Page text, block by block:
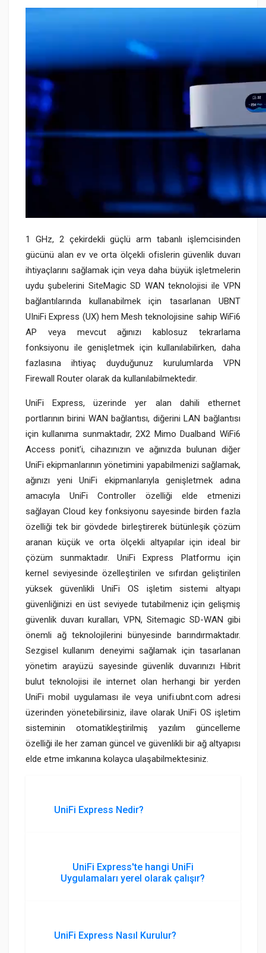
1 GHz, 2 çekirdekli güçlü arm tabanlı işlemcisinden
gücünü alan ev ve orta ölçekli ofislerin güvenlik duvarı
ihtiyaçlarını sağlamak için veya daha büyük işletmelerin
uydu şubelerini SiteMagic SD WAN teknolojisi ile VPN
bağlantılarında kullanabilmek için tasarlanan UBNT
UIniFi Express (UX) hem Mesh teknolojisine sahip WiFi6
AP veya mevcut ağınızı kablosuz tekrarlama
fonksiyonu ile genişletmek için kullanılabilirken, daha
fazlasına ihtiyaç duyduğunuz kurulumlarda VPN
Firewall Router olarak da kullanılabilmektedir.
UniFi Express, üzerinde yer alan dahili ethernet
portlarının birini WAN bağlantısı, diğerini LAN bağlantısı
için kullanıma sunmaktadır, 2X2 Mimo Dualband WiFi6
Access ponit’i, cihazınızın ve ağınızda bulunan diğer
UniFi ekipmanlarının yönetimini yapabilmenizi sağlamak,
ağınızı yeni UniFi ekipmanlarıyla genişletmek adına
amacıyla UniFi Controller özelliği elde etmenizi
sağlayan Cloud key fonksiyonu sayesinde birden fazla
özelliği tek bir gövdede birleştirerek bütünleşik çözüm
aranan küçük ve orta ölçekli altyapılar için ideal bir
çözüm sunmaktadır. UniFi Express Platformu için
kernel seviyesinde özelleştirilen ve sıfırdan geliştirilen
yüksek güvenlikli UniFi OS işletim sistemi altyapı
güvenliğinizi en üst seviyede tutabilmeniz için gelişmiş
güvenlik duvarı kuralları, VPN, Sitemagic SD-WAN gibi
önemli ağ teknolojilerini bünyesinde barındırmaktadır.
Sezgisel kullanım deneyimi sağlamak için tasarlanan
yönetim arayüzü sayesinde güvenlik duvarınızı Hibrit
bulut teknolojisi ile internet olan herhangi bir yerden
UniFi mobil uygulaması ile veya unifi.ubnt.com adresi
üzerinden yönetebilirsiniz, ilave olarak UniFi OS işletim
sisteminin otomatikleştirilmiş yazılım güncelleme
özelliği ile her zaman güncel ve güvenlikli bir ağ altyapısı
elde etme imkanına kolayca ulaşabilmektesiniz.
UniFi Express Nedir?
UniFi Express'te hangi UniFi
Uygulamaları yerel olarak çalışır?
UniFi Express Nasıl Kurulur?